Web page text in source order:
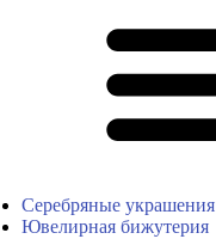
Серебряные украшения
Ювелирная бижутерия